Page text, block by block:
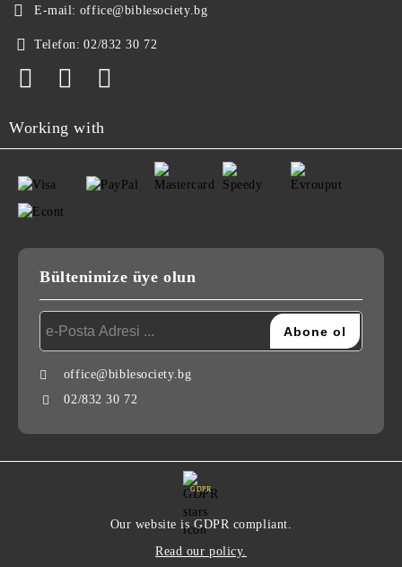
E-mail: office@biblesociety.bg
Telefon: 02/832 30 72
Working with
Bültenimize üye olun
office@biblesociety.bg
02/832 30 72
GDPR
Our website is GDPR compliant.
Read our policy.